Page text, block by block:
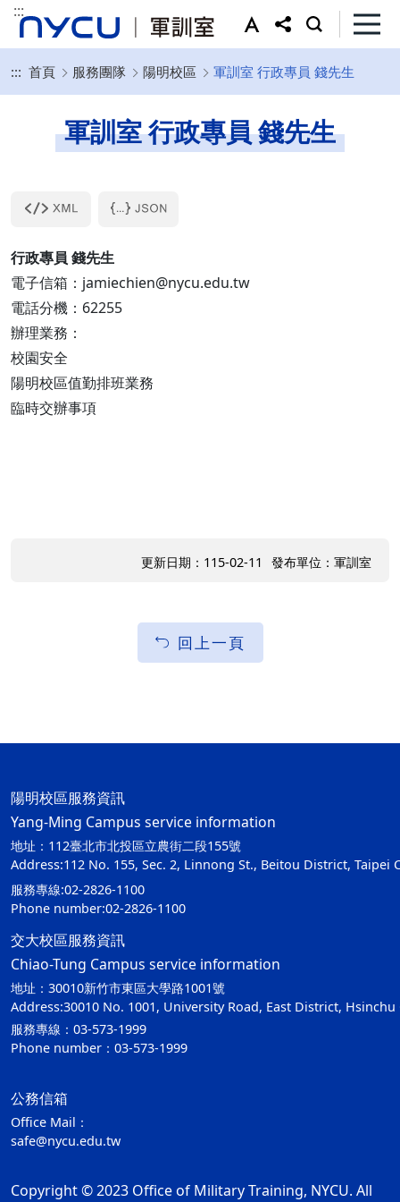
:::
::: 首頁 服務團隊 陽明校區 軍訓室 行政專員 錢先生
軍訓室 行政專員 錢先生
行政專員 錢先生
電子信箱：jamiechien@nycu.edu.tw
電話分機：62255
辦理業務：
校園安全
陽明校區值勤排班業務
臨時交辦事項
更新日期：115-02-11 發布單位：軍訓室
回上一頁
陽明校區服務資訊
Yang-Ming Campus service information
地址：112臺北市北投區立農街二段155號
Address:112 No. 155, Sec. 2, Linnong St., Beitou District, Taipei
服務專線:02-2826-1100
Phone number:02-2826-1100
交大校區服務資訊
Chiao-Tung Campus service information
地址：30010新竹市東區大學路1001號
Address:30010 No. 1001, University Road, East District, Hsinchu
服務專線：03-573-1999
Phone number：03-573-1999
公務信箱
Office Mail：
safe@nycu.edu.tw
Copyright © 2023 Office of Military Training, NYCU. All